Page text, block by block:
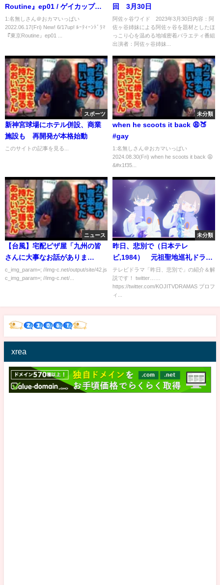
Routine』ep01 / ゲイカップ
ル、日曜ブランチ♪ with タイチ
1:名無しさん＠おカマいっぱい
2022.06.17(Fri) New! 6/17up! ﾙｰﾃｨｰﾝﾄﾞﾗﾏ
『東京Routine』ep01 ...
回 3月30日
阿佐ヶ谷ワイド 2023年3月30日内容：阿
佐ヶ谷姉妹による阿佐ヶ谷を題材としたほ
っこり心を温める地域密着バラエティ番組
出演者：阿佐ヶ谷姉妹...
スポーツ
新神宮球場にホテル併設、商業
施設も 再開発が本格始動
このサイトの記事を見る...
未分類
when he scoots it back 😩🍑
#gay
1:名無しさん＠おカマいっぱい
2024.08.30(Fri) when he scoots it back 😩
&#x1f35...
ニュース
【台風】宅配ピザ屋「九州の皆
さんに大事なお話がありま
す…」
c_img_param=; //img-c.net/output/site/42.js
c_img_param=; //img-c.net/...
未分類
昨日、悲別で（日本テレ
ビ,1984） 元祖聖地巡礼ドラ
マ 天宮良＆石田えり ストー
リー紹介＆解説【#3】
テレビドラマ「昨日、悲別で」の紹介＆解
説です！ twitter……
https://twitter.com/KOJITVDRAMAS プロフ
ィ...
xrea